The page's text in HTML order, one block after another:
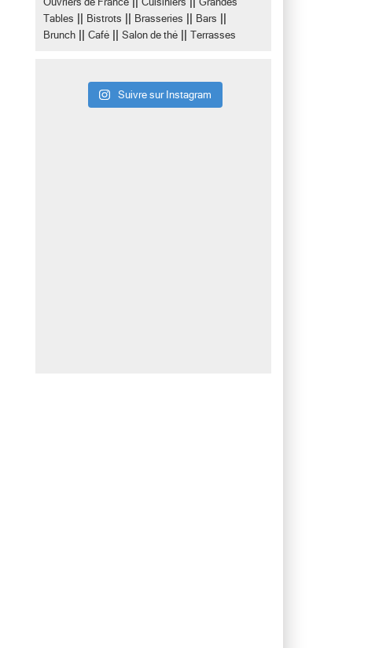
Tables
Bistrots Brasseries Bars
Brunch Café Salon de thé Terrasses
Suivre sur Instagram